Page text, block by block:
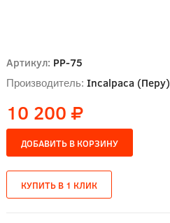
Артикул: РР-75
Производитель: Incalpaca (Перу)
10 200